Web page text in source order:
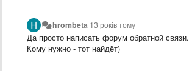
hrombeta 13 років тому
Да просто написать форум обратной связи.
Кому нужно - тот найдёт)